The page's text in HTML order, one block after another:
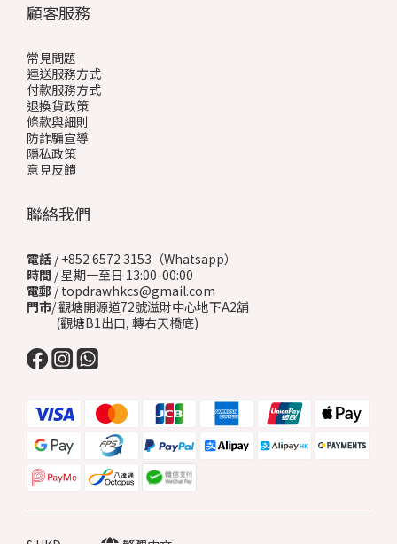
顧客服務
常見問題
運送服務方式
付款服務方式
退換貨政策
條款與細則
防詐騙宣導
隱私政策
意見反饋
聯絡我們
電話 / +852 6572 3153（Whatsapp）
時間 / 星期一至日 13:00-00:00
電郵 / topdrawhkcs@gmail.com
門市/ 觀塘開源道72號溢財中心地下A2舖
(觀塘B1出口, 轉右天橋底)